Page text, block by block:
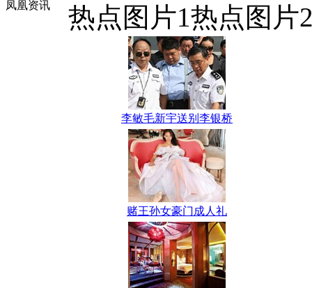
凤凰资讯 热点图片1热点图片
李敏毛新宇送别李银桥
赌王孙女豪门成人礼